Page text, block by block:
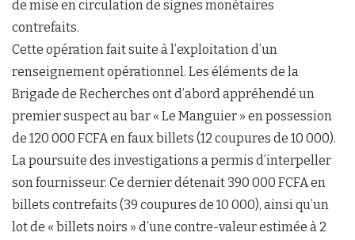
de mise en circulation de signes monétaires
contrefaits.
Cette opération fait suite à l’exploitation d’un
renseignement opérationnel. Les éléments de la
Brigade de Recherches ont d’abord appréhendé un
premier suspect au bar « Le Manguier » en possession
de 120 000 FCFA en faux billets (12 coupures de 10 000).
La poursuite des investigations a permis d’interpeller
son fournisseur. Ce dernier détenait 390 000 FCFA en
billets contrefaits (39 coupures de 10 000), ainsi qu’un
lot de « billets noirs » d’une contre-valeur estimée à 2